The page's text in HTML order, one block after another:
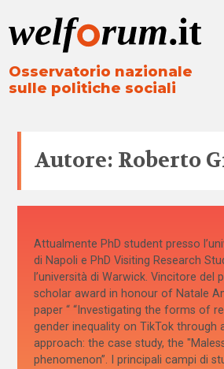
Osservatorio nazionale
sulle politiche sociali
Autore: Roberto
Attualmente PhD student presso
di Napoli e PhD Visiting Research
l’università di Warwick. Vincitore del
scholar award in honour of Natale
paper “ “Investigating the forms of
gender inequality on TikTok through
approach: the case study, the
phenomenon”. I principali campi di